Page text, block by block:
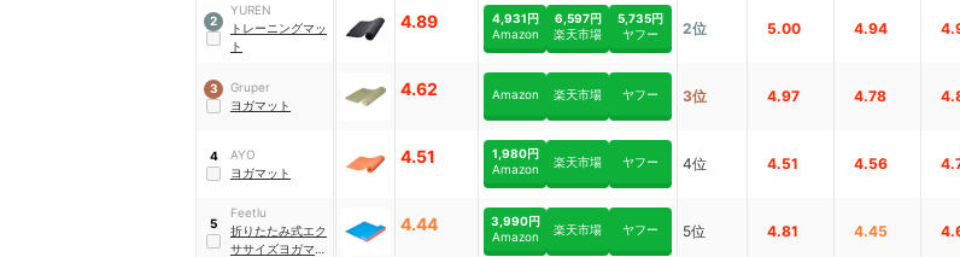
2
YUREN
トレーニングマッ
ト
4.89
4,931円
Amazon
6,597円
楽天市場
5,735円
ヤフー
2位 5.00 4.94
3
Gruper
ヨガマット
4.62 Amazon 楽天市場 ヤフー 3位 4.97 4.78
4
AYO
ヨガマット
4.51
1,980円
Amazon
楽天市場 ヤフー 4位 4.51 4.56
5
Feetlu
折りたたみ式エク
ササイズヨガマッ
4.44
3,990円
Amazon
楽天市場 ヤフー 5位 4.81 4.45